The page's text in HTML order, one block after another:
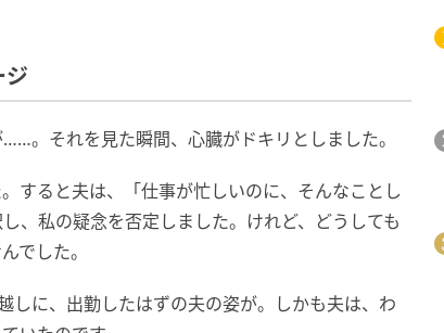
ジ
。それを見た瞬間、心臓がドキリとしました。
すると夫は、「仕事が忙しいのに、そんなことし
、私の疑念を否定しました。けれど、どうしても
でした。
に、出勤したはずの夫の姿が。しかも夫は、わ